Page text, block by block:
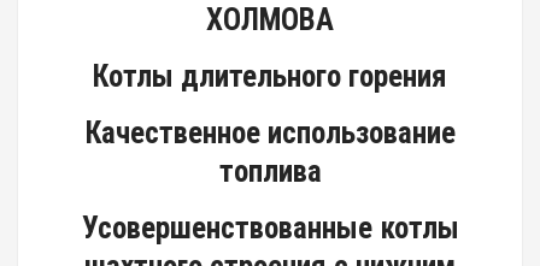
ХОЛМОВА
Котлы длительного горения
Качественное использование
топлива
Усовершенствованные котлы